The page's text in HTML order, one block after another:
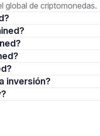
global de criptomonedas.
inversión?